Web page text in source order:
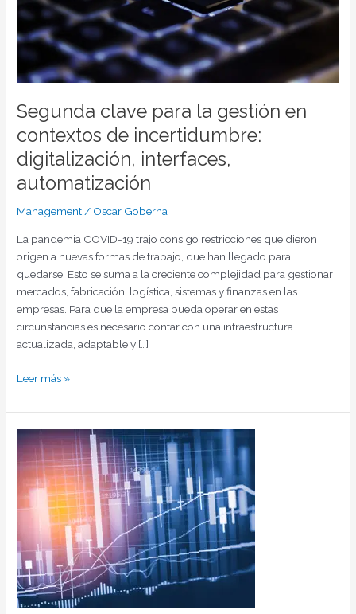
Segunda clave para la gestión en
contextos de incertidumbre:
digitalización, interfaces,
automatización
Management/ Oscar Goberna
La pandemia COVID-19 trajo consigo restricciones que dieron
origen a nuevas formas de trabajo, que han llegado para
quedarse. Esto se suma a la creciente complejidad para gestionar
mercados, fabricación, logística, sistemas y finanzas en las
empresas. Para que la empresa pueda operar en estas
circunstancias es necesario contar con una infraestructura
actualizada, adaptable y […]
incertidumbre:
digitalización,
interfaces,
automatización
Leer más »
El
Business
Intelligence
esta
aquí
ser
usado